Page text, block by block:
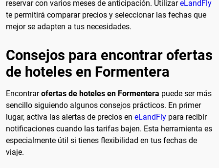
reservar con varios meses de anticipación. UtilizareLandFly
te permitirá comparar precios y seleccionar las fechas que
mejor se adapten a tus necesidades.
Consejos para encontrar ofertas
de hoteles en Formentera
Encontrarofertas de hoteles en Formentera puede ser más
sencillo siguiendo algunos consejos prácticos. En primer
lugar, activa las alertas de precios en eLandFly para recibir
notificaciones cuando las tarifas bajen. Esta herramienta es
especialmente útil si tienes flexibilidad en tus fechas de
viaje.